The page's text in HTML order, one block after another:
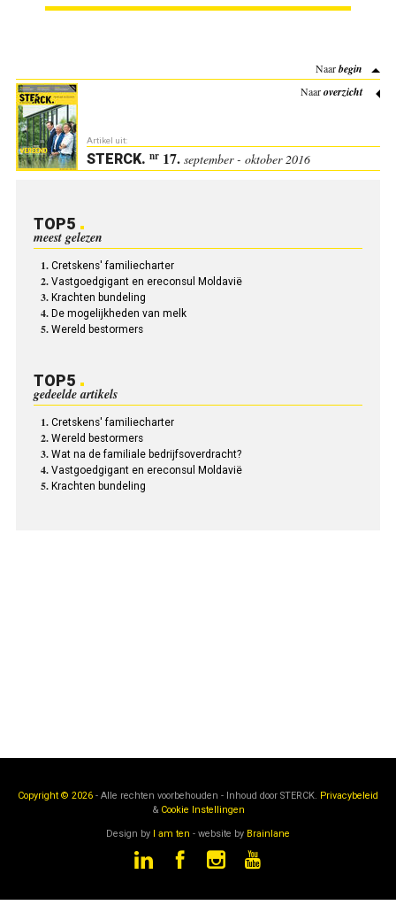
Naarbegin
Naaroverzicht
Artikel uit:
STERCK. nr17. september - oktober 2016
TOP5
meest gelezen
Cretskens' familiecharter
Vastgoedgigant en ereconsul Moldavië
Krachten bundeling
De mogelijkheden van melk
Wereld bestormers
TOP5
gedeelde artikels
Cretskens' familiecharter
Wereld bestormers
Wat na de familiale bedrijfs­overdracht?
Vastgoedgigant en ereconsul Moldavië
Krachten bundeling
Copyright © 2026 - Alle rechten voorbehouden - Inhoud door STERCK. Privacybeleid
& Cookie Instellingen
Design by I am ten - website by Brainlane